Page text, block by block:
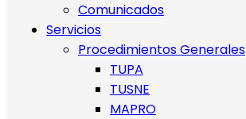
Comunicados
Servicios
Procedimientos Generales
TUPA
TUSNE
MAPRO